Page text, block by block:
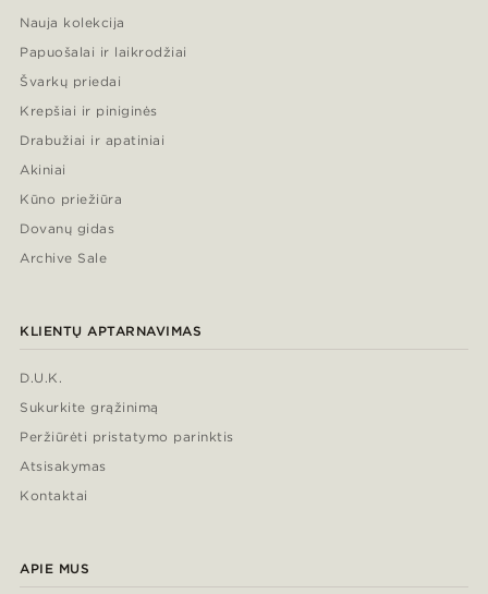
Nauja kolekcija
Papuošalai ir laikrodžiai
Švarkų priedai
Krepšiai ir piniginės
Drabužiai ir apatiniai
Akiniai
Kūno priežiūra
Dovanų gidas
Archive Sale
KLIENTŲ APTARNAVIMAS
D.U.K.
Sukurkite grąžinimą
Peržiūrėti pristatymo parinktis
Atsisakymas
Kontaktai
APIE MUS